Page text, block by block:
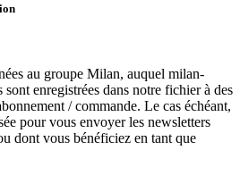
au groupe Milan, auquel milan-
enregistrées dans notre fichier à des
/ commande. Le cas échéant,
pour vous envoyer les newsletters
dont vous bénéficiez en tant que